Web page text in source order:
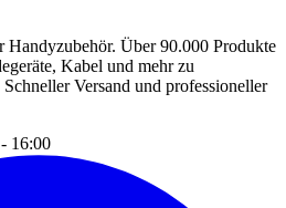
Handyzubehör. Über 90.000 Produkte
Kabel und mehr zu
Versand und professioneller
16:00